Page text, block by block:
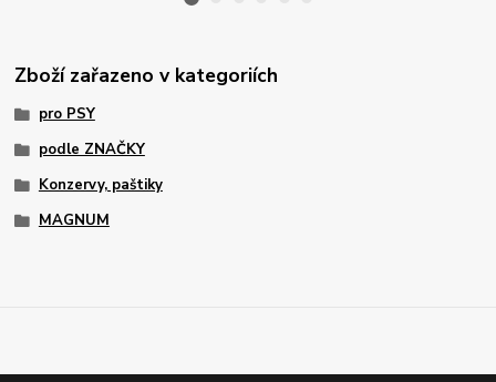
Zboží zařazeno v kategoriích
pro PSY
podle ZNAČKY
Konzervy, paštiky
MAGNUM